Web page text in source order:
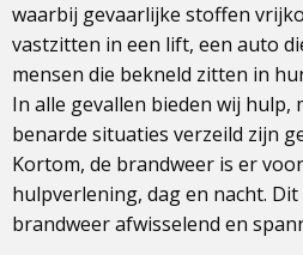
waarbij gevaarlijke stoffen
vastzitten in een lift, een auto
mensen die bekneld zitten in
In alle gevallen bieden wij hulp,
benarde situaties verzeild zijn
Kortom, de brandweer is er
hulpverlening, dag en nacht.
brandweer afwisselend en